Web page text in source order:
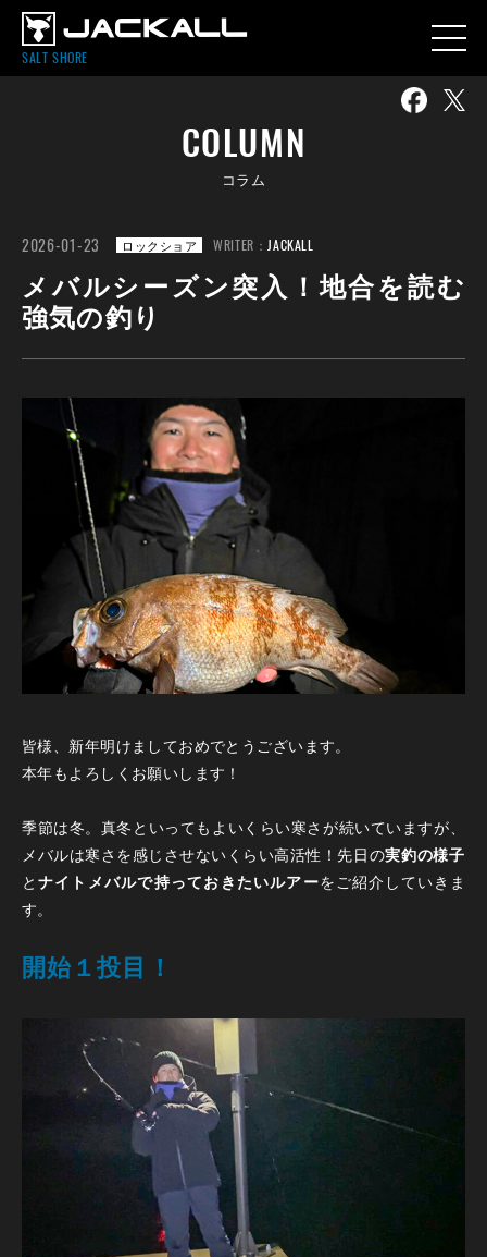
SALT SHORE
COLUMN
コラム
2026-01-23 ロックショア WRITER：JACKALL
メバルシーズン突入！地合を読む
強気の釣り
皆様、新年明けましておめでとうございます。
本年もよろしくお願いします！
季節は冬。真冬といってもよいくらい寒さが続いていますが、
メバルは寒さを感じさせないくらい高活性！先日の実釣の様子
と ナイトメバルで持っておきたいルアーをご紹介していきま
す。
開始１投目！